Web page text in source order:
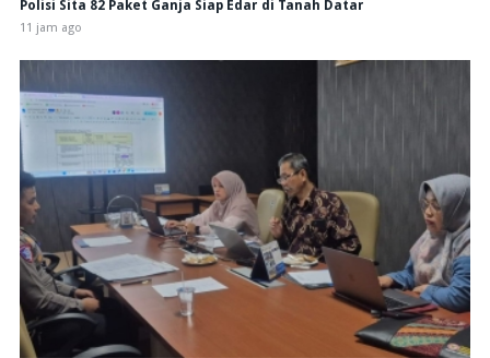
Polisi Sita 82 Paket Ganja Siap Edar di Tanah Datar
11 jam ago